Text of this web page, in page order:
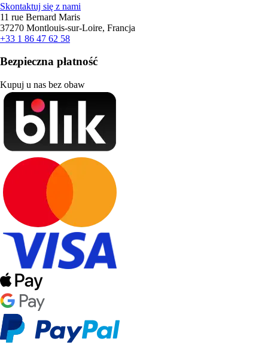
Skontaktuj się z nami
11 rue Bernard Maris
37270 Montlouis-sur-Loire, Francja
+33 1 86 47 62 58
Bezpieczna płatność
Kupuj u nas bez obaw